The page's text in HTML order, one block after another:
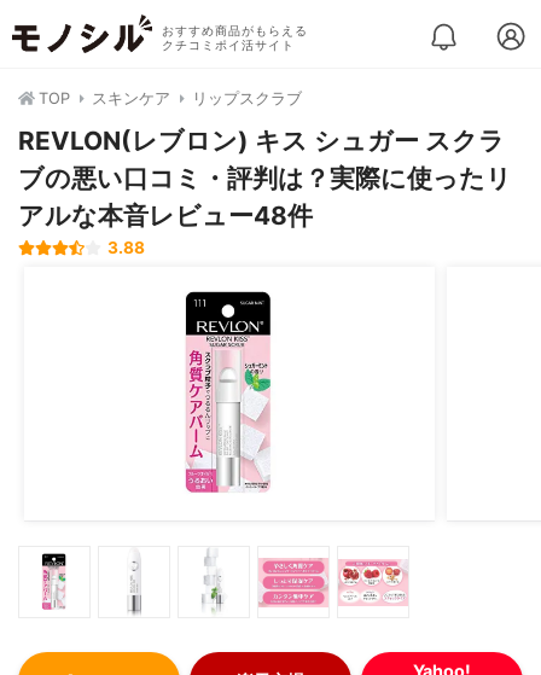
おすすめ商品がもらえる
クチコミポイ活サイト
TOP スキンケア リップスクラブ
REVLON(レブロン) キス シュガー スクラ
ブの悪い口コミ・評判は？実際に使ったリ
アルな本音レビュー48件
3.88
Yahoo!